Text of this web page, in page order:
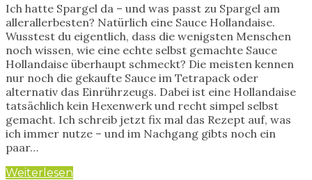
Ich hatte Spargel da – und was passt zu Spargel am
allerallerbesten? Natürlich eine Sauce Hollandaise.
Wusstest du eigentlich, dass die wenigsten Menschen
noch wissen, wie eine echte selbst gemachte Sauce
Hollandaise überhaupt schmeckt? Die meisten kennen
nur noch die gekaufte Sauce im Tetrapack oder
alternativ das Einrührzeugs. Dabei ist eine Hollandaise
tatsächlich kein Hexenwerk und recht simpel selbst
gemacht. Ich schreib jetzt fix mal das Rezept auf, was
ich immer nutze – und im Nachgang gibts noch ein
paar…
Weiterlesen